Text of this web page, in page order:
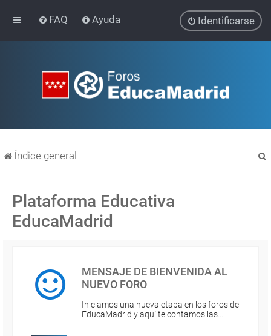
FAQ Ayuda Identificarse
Índice general
Plataforma Educativa
EducaMadrid
MENSAJE DE BIENVENIDA AL
NUEVO FORO
Iniciamos una nueva etapa en los foros de
EducaMadrid y aquí te contamos las…